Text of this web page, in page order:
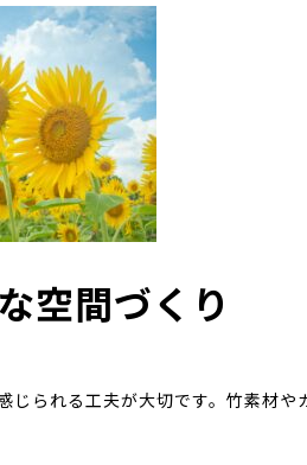
空間づくり
じられる工夫が大切です。竹素材